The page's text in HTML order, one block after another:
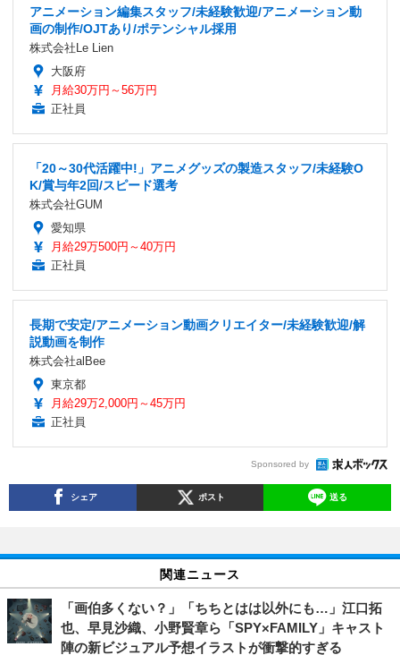
アニメーション編集スタッフ/未経験歓迎/アニメーション動
画の制作/OJTあり/ポテンシャル採用
株式会社Le Lien
大阪府
月給30万円～56万円
正社員
「20～30代活躍中!」アニメグッズの製造スタッフ/未経験O
K/賞与年2回/スピード選考
株式会社GUM
愛知県
月給29万500円～40万円
正社員
長期で安定/アニメーション動画クリエイター/未経験歓迎/解
説動画を制作
株式会社alBee
東京都
月給29万2,000円～45万円
正社員
Sponsored by
シェア ポスト 送る
関連ニュース
「画伯多くない？」「ちちとはは以外にも…」江口拓
也、早見沙織、小野賢章ら「SPY×FAMILY」キャスト
陣の新ビジュアル予想イラストが衝撃的すぎる